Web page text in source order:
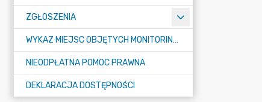
ZGŁOSZENIA
WYKAZ MIEJSC OBJĘTYCH MONITORINGIEM
NIEODPŁATNA POMOC PRAWNA
DEKLARACJA DOSTĘPNOŚCI